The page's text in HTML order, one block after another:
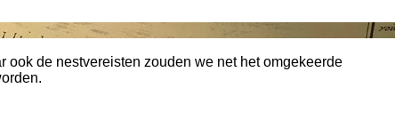
de nestvereisten zouden we net het omgekeerde